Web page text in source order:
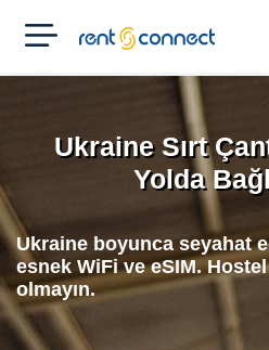
RENT'N
CONNECT
Ukraine Sırt
Yolda
Ukraine boyunca seyahat
esnek WiFi ve eSIM. Hostel
olmayın.